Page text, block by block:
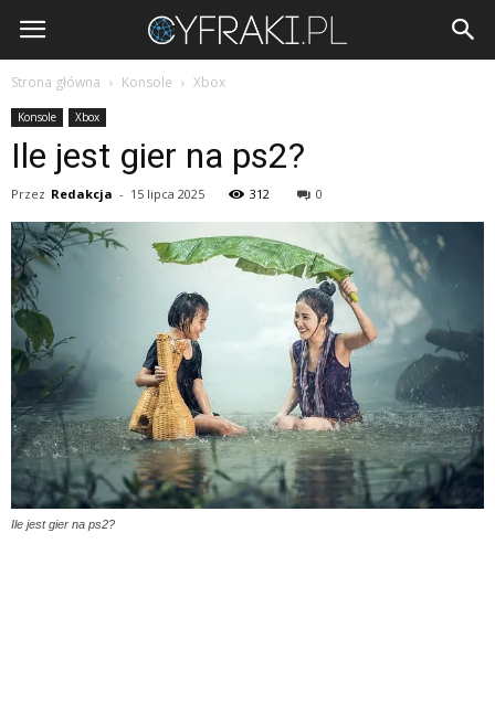
Cyfraki.pl
Strona główna Konsole Xbox
Konsole Xbox
Ile jest gier na ps2?
Przez Redakcja - 15 lipca 2025 312 0
Ile jest gier na ps2?